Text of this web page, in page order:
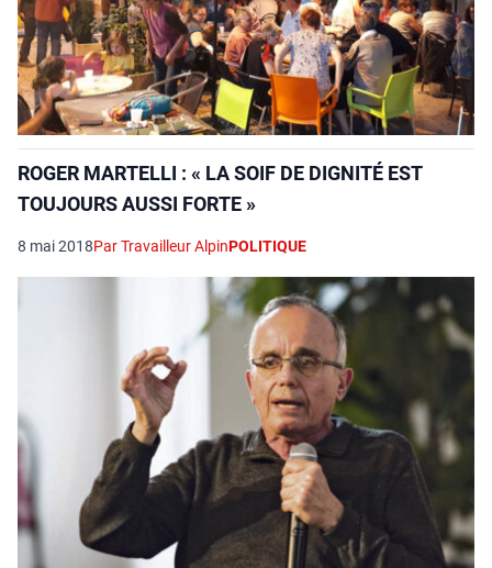
ROGER MARTELLI : « LA SOIF DE DIGNITÉ EST
TOUJOURS AUSSI FORTE »
8 mai 2018Par Travailleur AlpinPOLITIQUE